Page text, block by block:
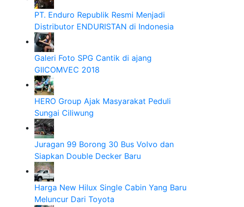
PT. Enduro Republik Resmi Menjadi
Distributor ENDURISTAN di Indonesia
Galeri Foto SPG Cantik di ajang
GIICOMVEC 2018
HERO Group Ajak Masyarakat Peduli
Sungai Ciliwung
Juragan 99 Borong 30 Bus Volvo dan
Siapkan Double Decker Baru
Harga New Hilux Single Cabin Yang Baru
Meluncur Dari Toyota